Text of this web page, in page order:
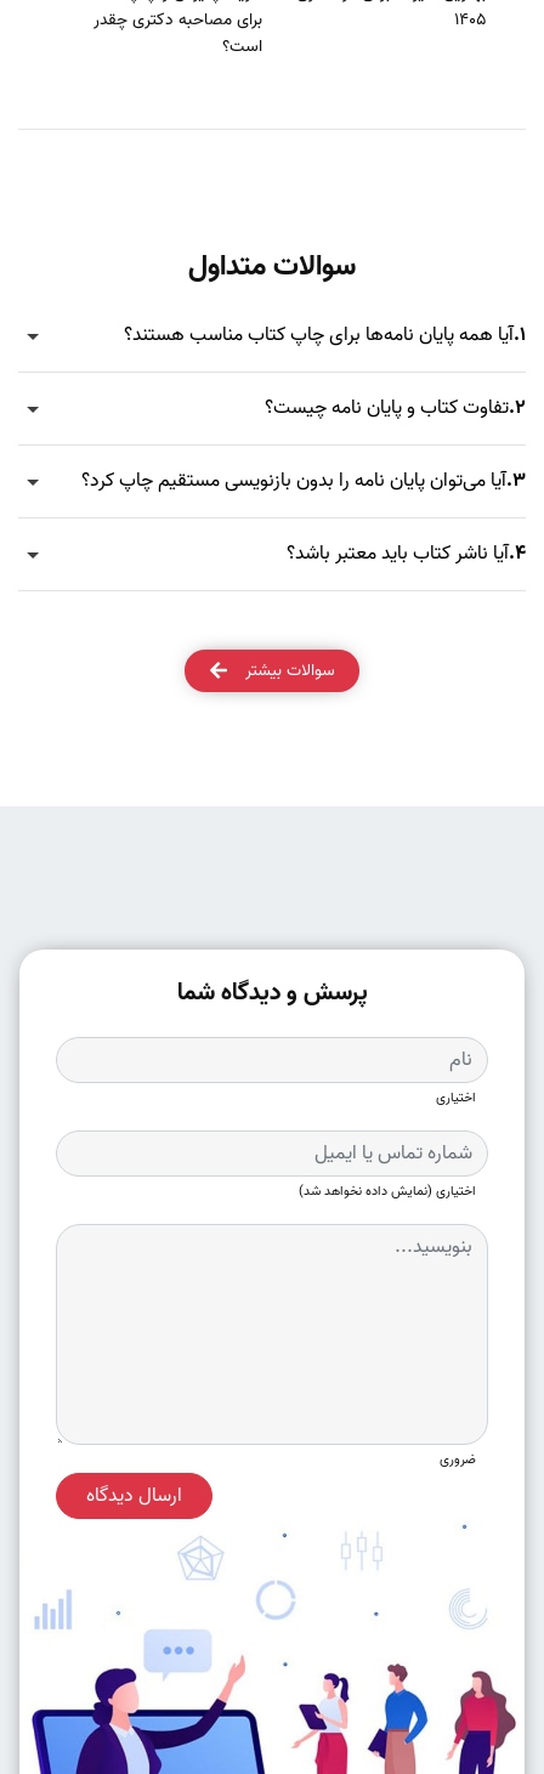
1405
برای مصاحبه دکتری چقدر
است؟
سوالات متداول
1.آیا همه پایان نامه‌ها برای چاپ کتاب مناسب هستند؟
2.تفاوت کتاب و پایان نامه چیست؟
3.آیا می‌توان پایان نامه را بدون بازنویسی مستقیم چاپ کرد؟
4.آیا ناشر کتاب باید معتبر باشد؟
سوالات بیشتر
پرسش و دیدگاه شما
اختیاری
اختیاری (نمایش داده نخواهد شد)
ضروری
ارسال دیدگاه